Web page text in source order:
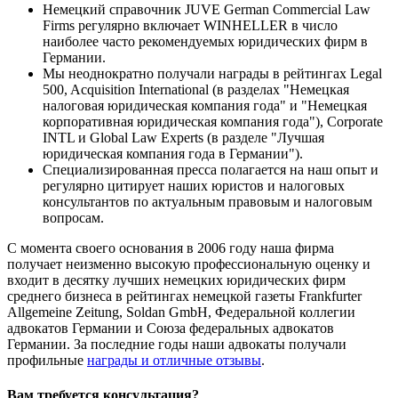
Немецкий справочник JUVE German Commercial Law
Firms регулярно включает WINHELLER в число
наиболее часто рекомендуемых юридических фирм в
Германии.
Мы неоднократно получали награды в рейтингах Legal
500, Acquisition International (в разделах "Немецкая
налоговая юридическая компания года" и "Немецкая
корпоративная юридическая компания года"), Corporate
INTL и Global Law Experts (в разделе "Лучшая
юридическая компания года в Германии").
Специализированная пресса полагается на наш опыт и
регулярно цитирует наших юристов и налоговых
консультантов по актуальным правовым и налоговым
вопросам.
С момента своего основания в 2006 году наша фирма
получает неизменно высокую профессиональную оценку и
входит в десятку лучших немецких юридических фирм
среднего бизнеса в рейтингах немецкой газеты Frankfurter
Allgemeine Zeitung, Soldan GmbH, Федеральной коллегии
адвокатов Германии и Союза федеральных адвокатов
Германии. За последние годы наши адвокаты получали
профильные награды и отличные отзывы.